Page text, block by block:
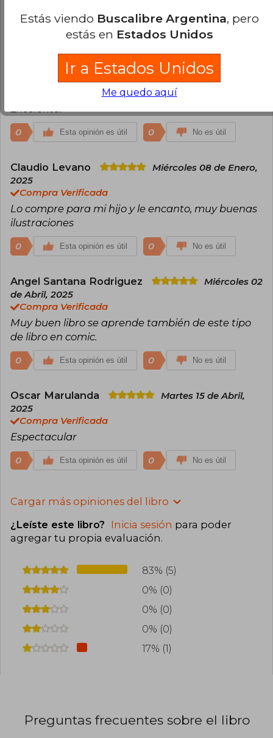
Esta opinión es útil 1 No es útil
Juan Gómez
Martes 24 de Diciembre,
Compra Verificada
0 Esta opinión es útil 0 No es útil
Claudio Levano
Miércoles 08 de Enero,
2025
Compra Verificada
Lo compre para mi hijo y le encanto, muy buenas
ilustraciones
0 Esta opinión es útil 0 No es útil
Angel Santana Rodriguez
Miércoles 02
de Abril, 2025
Compra Verificada
Muy buen libro se aprende también de este tipo
de libro en comic.
0 Esta opinión es útil 0 No es útil
Oscar Marulanda
Martes 15 de Abril,
2025
Compra Verificada
Espectacular
0 Esta opinión es útil 0 No es útil
Cargar más opiniones del libro
¿Leíste este libro? Inicia sesión para poder
agregar tu propia evaluación.
83% (5)
0% (0)
0% (0)
0% (0)
17% (1)
Preguntas frecuentes sobre el libro
Estás viendo Buscalibre Argentina, pero
estás en Estados Unidos
Ir a Estados Unidos
Me quedo aquí